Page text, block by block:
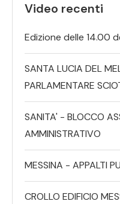
Video recenti
Edizione delle 14.00
SANTA LUCIA DEL
PARLAMENTARE
SANITA' - BLOCCO
AMMINISTRATIVO
MESSINA - APPALTI
CROLLO EDIFICIO